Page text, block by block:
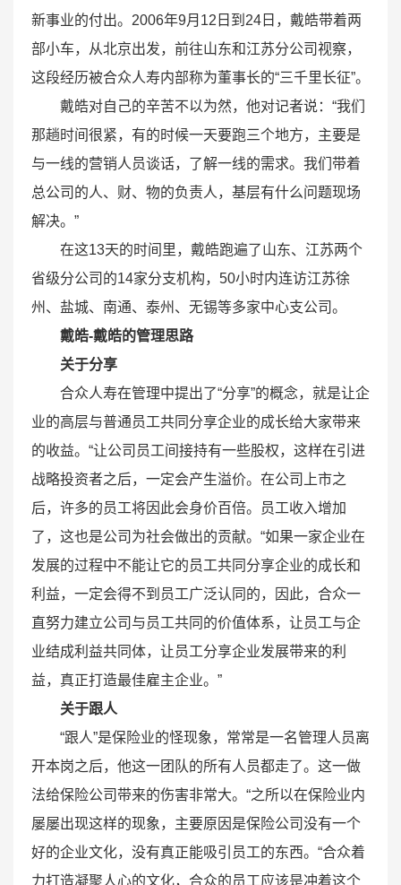
新事业的付出。2006年9月12日到24日，戴皓带着两
部小车，从北京出发，前往山东和江苏分公司视察，
这段经历被合众人寿内部称为董事长的“三千里长征”。
戴皓对自己的辛苦不以为然，他对记者说：“我们
那趟时间很紧，有的时候一天要跑三个地方，主要是
与一线的营销人员谈话，了解一线的需求。我们带着
总公司的人、财、物的负责人，基层有什么问题现场
解决。”
在这13天的时间里，戴皓跑遍了山东、江苏两个
省级分公司的14家分支机构，50小时内连访江苏徐
州、盐城、南通、泰州、无锡等多家中心支公司。
戴皓-戴皓的管理思路
关于分享
合众人寿在管理中提出了“分享”的概念，就是让企
业的高层与普通员工共同分享企业的成长给大家带来
的收益。“让公司员工间接持有一些股权，这样在引进
战略投资者之后，一定会产生溢价。在公司上市之
后，许多的员工将因此会身价百倍。员工收入增加
了，这也是公司为社会做出的贡献。“如果一家企业在
发展的过程中不能让它的员工共同分享企业的成长和
利益，一定会得不到员工广泛认同的，因此，合众一
直努力建立公司与员工共同的价值体系，让员工与企
业结成利益共同体，让员工分享企业发展带来的利
益，真正打造最佳雇主企业。”
关于跟人
“跟人”是保险业的怪现象，常常是一名管理人员离
开本岗之后，他这一团队的所有人员都走了。这一做
法给保险公司带来的伤害非常大。“之所以在保险业内
屡屡出现这样的现象，主要原因是保险公司没有一个
好的企业文化，没有真正能吸引员工的东西。“合众着
力打造凝聚人心的文化，合众的员工应该是冲着这个